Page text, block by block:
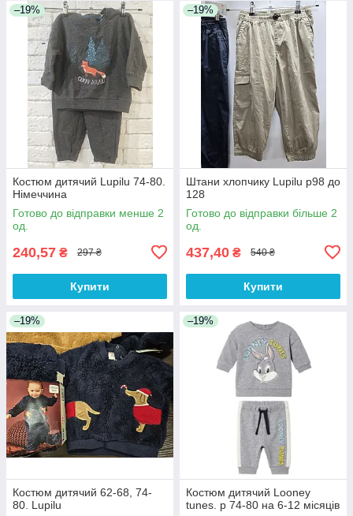
–19%
Костюм дитячий Lupilu 74-80.
Німеччина
Готово до відправки менше 2
од.
240,57 ₴ 297 ₴
Купити
–19%
Штани хлопчику Lupilu р98 до
128
Готово до відправки більше 2
од.
437,40 ₴ 540 ₴
Купити
–19%
Костюм дитячий 62-68, 74-
80. Lupilu
–19%
Костюм дитячий Looney
tunes. р 74-80 на 6-12 місяців